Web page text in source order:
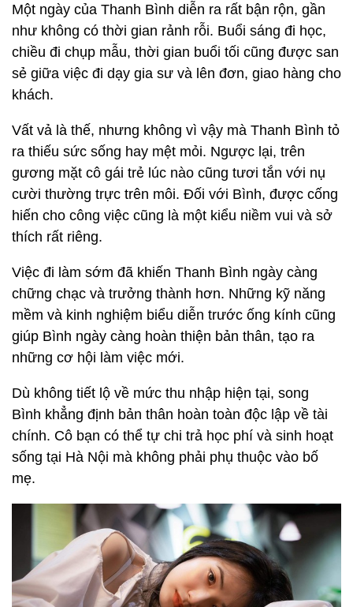
Một ngày của Thanh Bình diễn ra rất bận rộn, gần
như không có thời gian rảnh rỗi. Buổi sáng đi học,
chiều đi chụp mẫu, thời gian buổi tối cũng được san
sẻ giữa việc đi dạy gia sư và lên đơn, giao hàng cho
khách.
Vất vả là thế, nhưng không vì vậy mà Thanh Bình tỏ
ra thiếu sức sống hay mệt mỏi. Ngược lại, trên
gương mặt cô gái trẻ lúc nào cũng tươi tắn với nụ
cười thường trực trên môi. Đối với Bình, được cống
hiến cho công việc cũng là một kiểu niềm vui và sở
thích rất riêng.
Việc đi làm sớm đã khiến Thanh Bình ngày càng
chững chạc và trưởng thành hơn. Những kỹ năng
mềm và kinh nghiệm biểu diễn trước ống kính cũng
giúp Bình ngày càng hoàn thiện bản thân, tạo ra
những cơ hội làm việc mới.
Dù không tiết lộ về mức thu nhập hiện tại, song
Bình khẳng định bản thân hoàn toàn độc lập về tài
chính. Cô bạn có thể tự chi trả học phí và sinh hoạt
sống tại Hà Nội mà không phải phụ thuộc vào bố
mẹ.